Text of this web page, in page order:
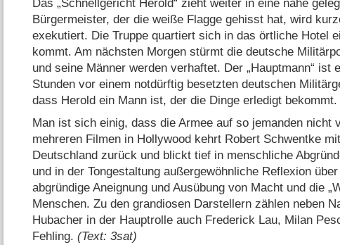
Das „Schnellgericht Herold“ zieht weiter in eine nahe
Bürgermeister, der die weiße Flagge gehisst hat, wird
exekutiert. Die Truppe quartiert sich in das örtliche Hotel
kommt. Am nächsten Morgen stürmt die deutsche
und seine Männer werden verhaftet. Der „Hauptmann“ ist
Stunden vor einem notdürftig besetzten deutschen
dass Herold ein Mann ist, der die Dinge erledigt bekommt.
Man ist sich einig, dass die Armee auf so jemanden nicht
mehreren Filmen in Hollywood kehrt Robert Schwentke
Deutschland zurück und blickt tief in menschliche
und in der Tongestaltung außergewöhnliche Reflexion
abgründige Aneignung und Ausübung von Macht und die
Menschen. Zu den grandiosen Darstellern zählen neben
Hubacher in der Hauptrolle auch Frederick Lau, Milan
Fehling.(Text: 3sat)